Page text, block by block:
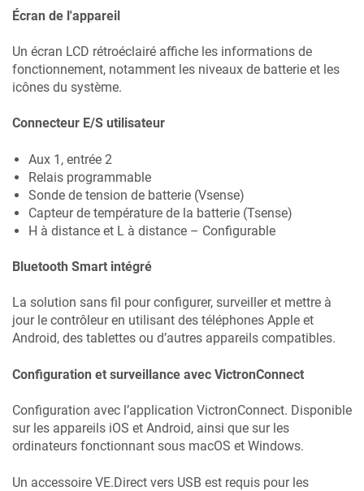
Écran de l'appareil
Un écran LCD rétroéclairé affiche les informations de
fonctionnement, notamment les niveaux de batterie et les
icônes du système.
Connecteur E/S utilisateur
Aux 1, entrée 2
Relais programmable
Sonde de tension de batterie (Vsense)
Capteur de température de la batterie (Tsense)
H à distance et L à distance – Configurable
Bluetooth Smart intégré
La solution sans fil pour configurer, surveiller et mettre à
jour le contrôleur en utilisant des téléphones Apple et
Android, des tablettes ou d’autres appareils compatibles.
Configuration et surveillance avec VictronConnect
Configuration avec l’application VictronConnect. Disponible
sur les appareils iOS et Android, ainsi que sur les
ordinateurs fonctionnant sous macOS et Windows.
Un accessoire VE.Direct vers USB est requis pour les